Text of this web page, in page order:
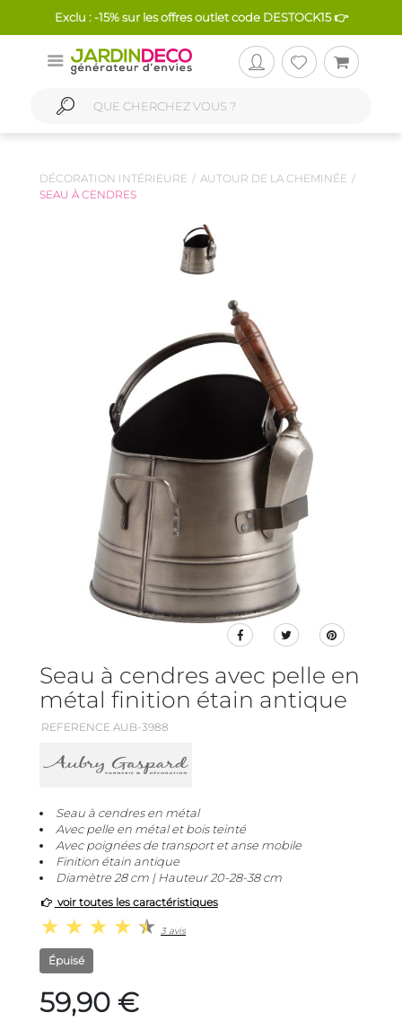
Exclu : -15% sur les offres outlet code DESTOCK15 👉
DÉCORATION INTÉRIEURE
AUTOUR DE LA CHEMINÉE
SEAU À CENDRES
Seau à cendres avec pelle en
métal finition étain antique
REFERENCE AUB-3988
Seau à cendres en métal
Avec pelle en métal et bois teinté
Avec poignées de transport et anse mobile
Finition étain antique
Diamètre 28 cm | Hauteur 20-28-38 cm
voir toutes les caractéristiques
3 avis
Épuisé
59,90 €